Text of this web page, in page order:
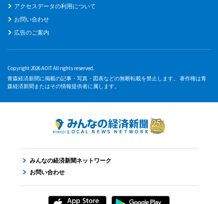
アクセスデータの利用について
お問い合わせ
広告のご案内
Copyright 2026 AOIT All rights reserved.
青森経済新聞に掲載の記事・写真・図表などの無断転載を禁止します。 著作権は青
森経済新聞またはその情報提供者に属します。
みんなの経済新聞ネットワーク
お問い合わせ